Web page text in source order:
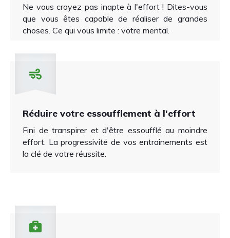
Ne vous croyez pas inapte à l'effort ! Dites-vous
que vous êtes capable de réaliser de grandes
choses. Ce qui vous limite : votre mental.
Réduire votre essoufflement à l'effort
Fini de transpirer et d'être essoufflé au moindre
effort. La progressivité de vos entrainements est
la clé de votre réussite.